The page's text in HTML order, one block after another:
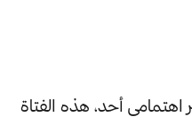
اهتمامي أحد، هذه الفتاة